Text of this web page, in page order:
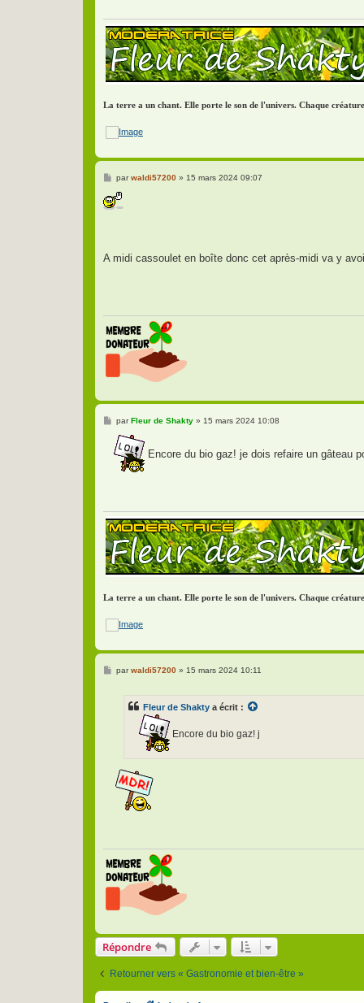
La terre a un chant. Elle porte le son de l'univers. Chaque
M
s
s
parwaldi57200» 15 mars 2024 09:07
A midi cassoulet en boîte donc cet après-midi va y
M
s
parFleur de Shakty» 15 mars 2024 10:08
Encore du bio gaz! je dois refaire un gâteau
La terre a un chant. Elle porte le son de l'univers. Chaque
Mparwaldi57200» 15 mars 2024 10:11
Fleur de Shakty a écrit :
Encore du bio gaz! j
Répondre
Retourner vers « Gastronomie et bien-être »